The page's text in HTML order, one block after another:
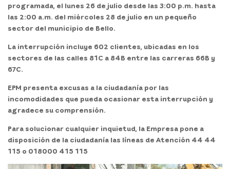
programada, el lunes 26 de julio desde las 3:00 p.m. hasta
las 2:00 a.m. del miércoles 28 de julio en un pequeño
sector del municipio de Bello.
La interrupción incluye 602 clientes, ubicadas en los
sectores de las calles 81C a 84B entre las carreras 66B y
67C.
EPM presenta excusas a la ciudadanía por las
incomodidades que pueda ocasionar esta interrupción y
agradece su comprensión.
Para solucionar cualquier inquietud, la Empresa pone a
disposición de la ciudadanía las líneas de Atención 44 44
115 o 018000 415 115